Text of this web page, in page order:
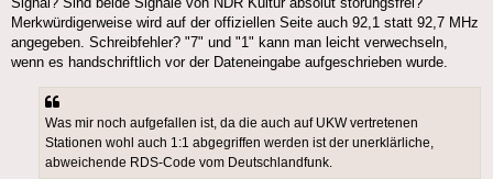
Merkwürdigerweise wird auf der offiziellen Seite auch 92,1 statt 92,7 MHz
angegeben. Schreibfehler? "7" und "1" kann man leicht verwechseln,
wenn es handschriftlich vor der Dateneingabe aufgeschrieben wurde.
Was mir noch aufgefallen ist, da die auch auf UKW vertretenen
Stationen wohl auch 1:1 abgegriffen werden ist der unerklärliche,
abweichende RDS-Code vom Deutschlandfunk.